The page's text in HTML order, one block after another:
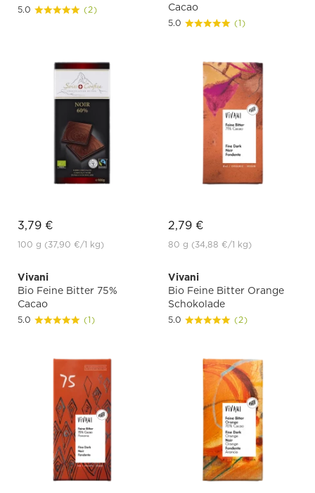
5.0 (2)
3,79 €
100 g (37,90 €/1 kg)
Cacao
5.0 (1)
2,79 €
80 g (34,88 €/1 kg)
Vivani
Bio Feine Bitter 75%
Cacao
5.0 (1)
Vivani
Bio Feine Bitter Orange
Schokolade
5.0 (2)